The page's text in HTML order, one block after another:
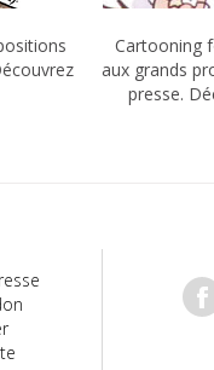
Cartooning
aux grands
presse.